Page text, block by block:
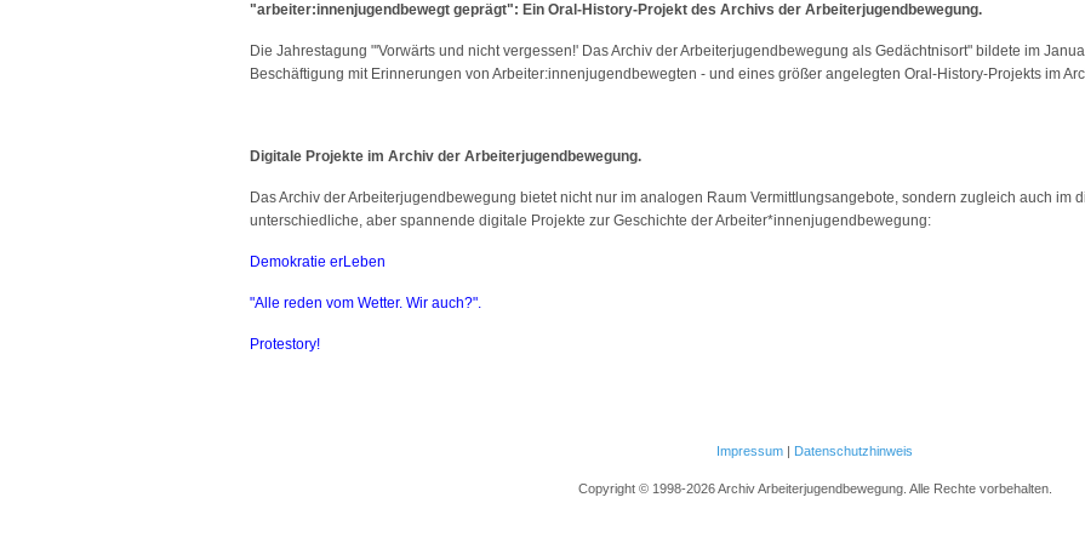
"arbeiter:innenjugendbewegt geprägt": Ein Oral-History-Projekt des Archivs der Arbeiterjugendbewegung.
Die Jahrestagung "'Vorwärts und nicht vergessen!' Das Archiv der Arbeiterjugendbewegung als Gedächtnisort" bildete im
Beschäftigung mit Erinnerungen von Arbeiter:innenjugendbewegten - und eines größer angelegten Oral-History-Projekts im
Digitale Projekte im Archiv der Arbeiterjugendbewegung.
Das Archiv der Arbeiterjugendbewegung bietet nicht nur im analogen Raum Vermittlungsangebote, sondern zugleich auch im
unterschiedliche, aber spannende digitale Projekte zur Geschichte der Arbeiter*innenjugendbewegung:
Demokratie erLeben
"Alle reden vom Wetter. Wir auch?".
Protestory!
Impressum | Datenschutzhinweis
Copyright © 1998-2026 Archiv Arbeiterjugendbewegung. Alle Rechte vorbehalten.